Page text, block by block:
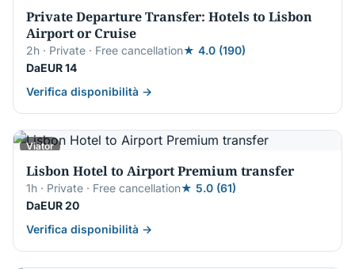
Private Departure Transfer: Hotels to Lisbon
Airport or Cruise
2h · Private · Free cancellation★ 4.0 (190)
DaEUR 14
Verifica disponibilità →
Viator
Lisbon Hotel to Airport Premium transfer
1h · Private · Free cancellation★ 5.0 (61)
DaEUR 20
Verifica disponibilità →